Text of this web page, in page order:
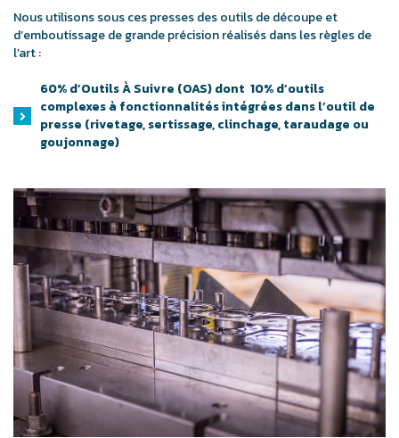
Nous utilisons sous ces presses des outils de découpe et
d’emboutissage de grande précision réalisés dans les règles de
l’art :
60% d’Outils À Suivre (OAS) dont 10% d’outils
complexes à fonctionnalités intégrées dans l’outil de
presse (rivetage, sertissage, clinchage, taraudage ou
goujonnage)